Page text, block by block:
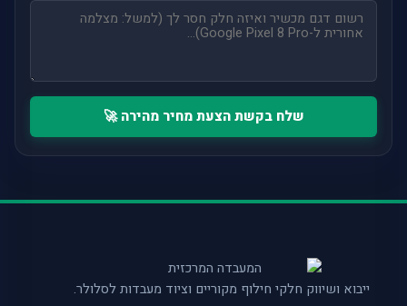
שלח בקשת הצעת מחיר מהירה 🚀
ייבוא ושיווק חלקי חילוף מקוריים וציוד מעבדות לסלולר.